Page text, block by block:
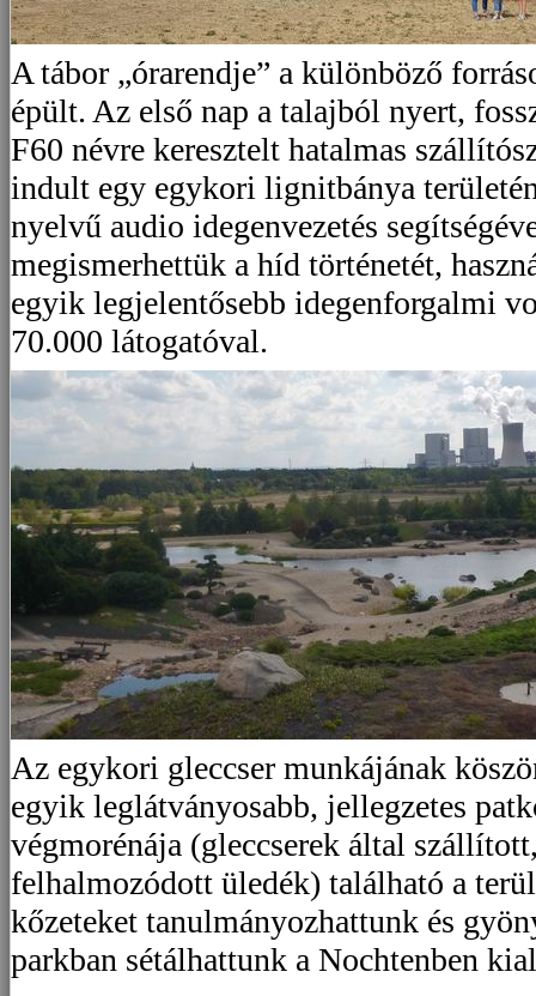
A tábor „órarendje” a különböző
épült. Az első nap a talajból nyert,
F60 névre keresztelt hatalmas
indult egy egykori lignitbánya
nyelvű audio idegenvezetés
megismerhettük a híd történetét,
egyik legjelentősebb idegenforgalmi
70.000 látogatóval.
Az egykori gleccser munkájának
egyik leglátványosabb, jellegzetes
végmorénája (gleccserek által
felhalmozódott üledék) található a
kőzeteket tanulmányozhattunk és
parkban sétálhattunk a Nochtenben